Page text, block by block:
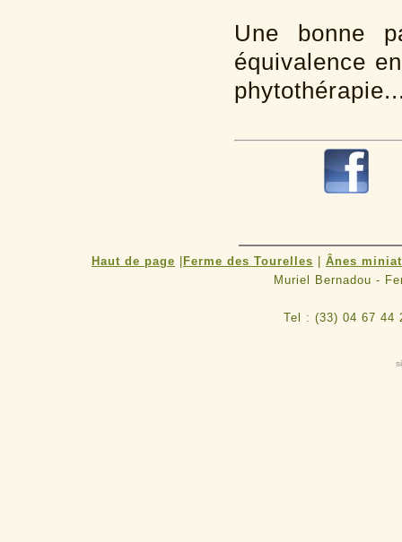
Une bonne
équivalence
Haut de page Ferme des Tourelles
Ânes
Muriel Bernadou -
Tel : (33) 04 67 44